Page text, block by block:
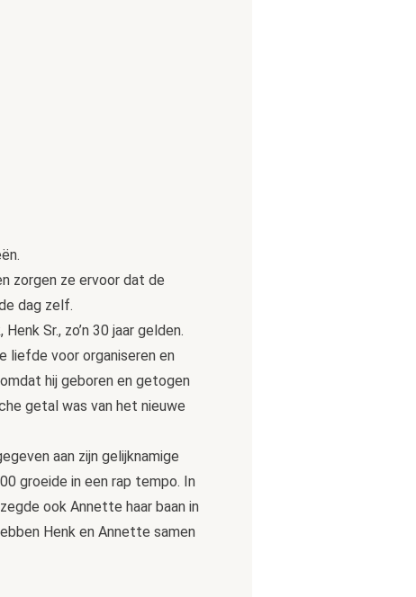
zorgen ze ervoor dat de
dag zelf.
Sr., zo’n 30 jaar gelden.
liefde voor organiseren en
hij geboren en getogen
getal was van het nieuwe
aan zijn gelijknamige
groeide in een rap tempo. In
ook Annette haar baan in
Henk en Annette samen